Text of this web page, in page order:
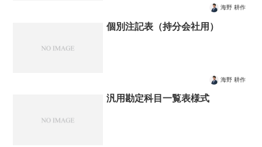
海野 耕作
個別注記表（持分会社用）
海野 耕作
汎用勘定科目一覧表様式